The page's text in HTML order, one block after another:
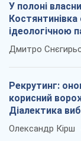
У полоні
ідеологічною
окупантів
Дмитро
Рекрутинг:
корисний
Діалектика
Олександр Кірш